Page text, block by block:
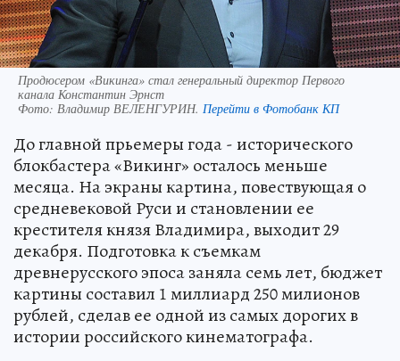
Продюсером «Викинга» стал генеральный директор Первого
канала Константин Эрнст
Фото: Владимир ВЕЛЕНГУРИН. Перейти в Фотобанк КП
До главной прьемеры года - исторического
блокбастера «Викинг» осталось меньше
месяца. На экраны картина, повествующая о
средневековой Руси и становлении ее
крестителя князя Владимира, выходит 29
декабря. Подготовка к съемкам
древнерусского эпоса заняла семь лет, бюджет
картины составил 1 миллиард 250 милионов
рублей, сделав ее одной из самых дорогих в
истории российского кинематографа.